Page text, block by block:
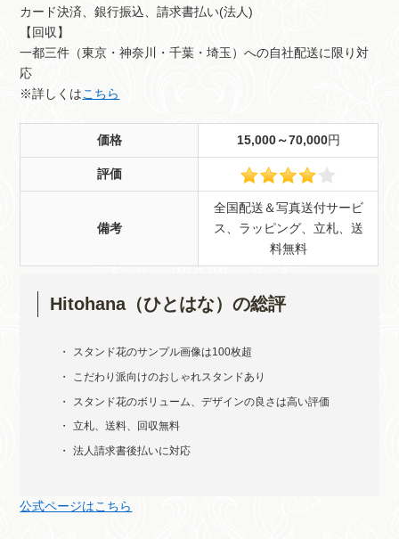
カード決済、銀行振込、請求書払い(法人)
【回収】
一都三件（東京・神奈川・千葉・埼玉）への自社配送に限り対
応
※詳しくはこちら
価格 15,000～70,000円
評価
備考
全国配送＆写真送付サービ
ス、ラッピング、立札、送
料無料
Hitohana（ひとはな）の総評
スタンド花のサンプル画像は100枚超
こだわり派向けのおしゃれスタンドあり
スタンド花のボリューム、デザインの良さは高い評価
立札、送料、回収無料
法人請求書後払いに対応
公式ページはこちら